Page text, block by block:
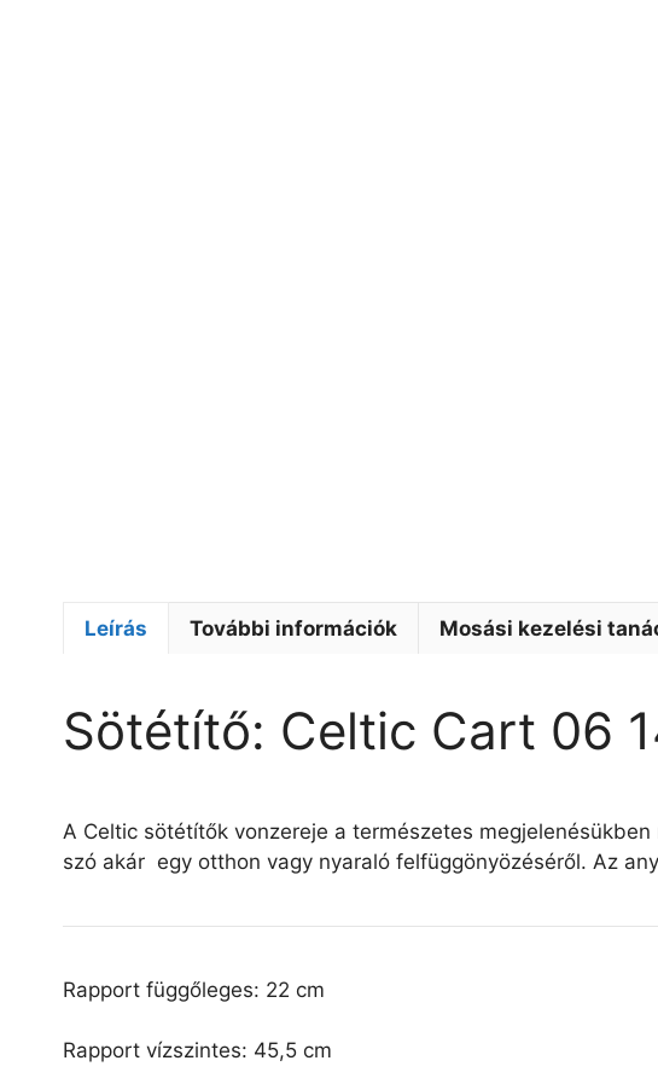
Leírás További információk Mosási kezelési
Sötétítő: Celtic Cart 06
A Celtic sötétítők vonzereje a természetes
szó akár egy otthon vagy nyaraló felfüggönyözéséről. Az
Rapport függőleges: 22 cm
Rapport vízszintes: 45,5 cm